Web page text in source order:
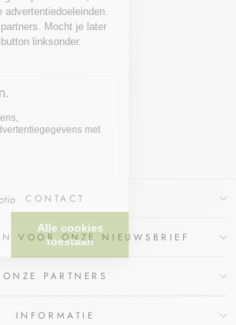
CONTACT
VOOR ONZE NIEUWSBRIEF
ONZE PARTNERS
INFORMATIE